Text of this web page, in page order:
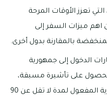
تعزز الأوقات المرحة
اهم ميزات السفر إلى
بالمقارنة بدول أخرى.
الدخول إلى جمهورية
على تأشيرة مسبقة،
على ان يحمل الزائر إقامة سارية المفعول لمدة لا تقل عن 90